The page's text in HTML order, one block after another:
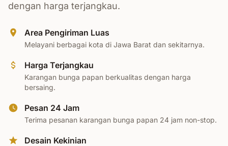
dengan harga terjangkau.
Area Pengiriman Luas
Melayani berbagai kota di Jawa Barat dan sekitarnya.
Harga Terjangkau
Karangan bunga papan berkualitas dengan harga
bersaing.
Pesan 24 Jam
Terima pesanan karangan bunga papan 24 jam non-stop.
Desain Kekinian